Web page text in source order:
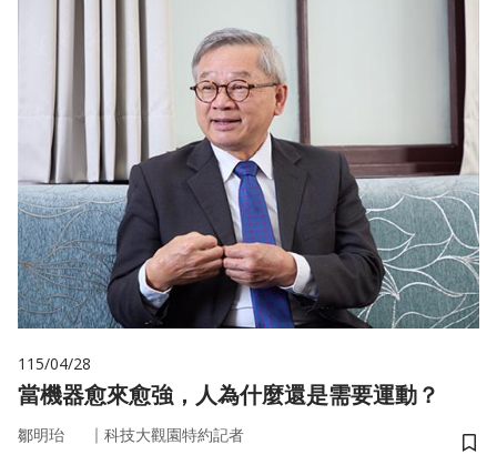
115/04/28
當機器愈來愈強，人為什麼還是需要運動？
鄒明珆 ｜ 科技大觀園特約記者
儲